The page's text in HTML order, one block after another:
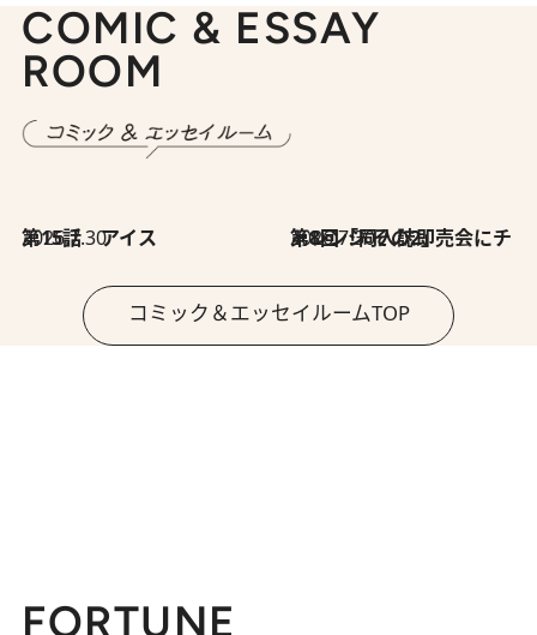
COMIC & ESSAY
ROOM
2026.7.30
第15話 アイス 2026.7.30
第8回「同人誌即売会にチャレンジ その2」
コミック＆エッセイルームTOP
FORTUNE